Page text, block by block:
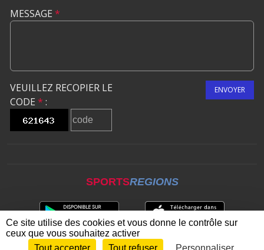
MESSAGE *
VEUILLEZ RECOPIER LE
CODE * :
ENVOYER
SPORTSREGIONS
Ce site utilise des cookies et vous donne le contrôle sur
ceux que vous souhaitez activer
Tout accepter
Tout refuser Personnaliser